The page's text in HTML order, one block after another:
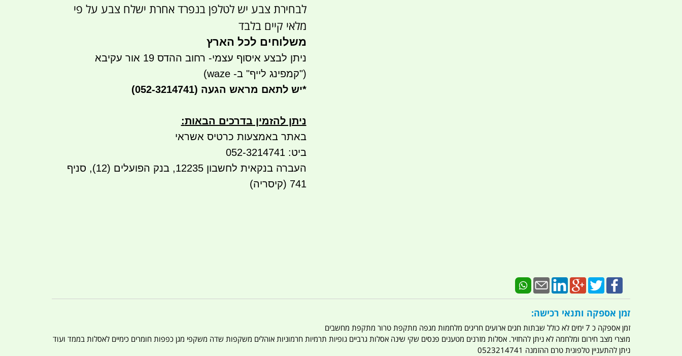
לבחירת צבע יש לטלפן בנפרד אחרת ישלח צבע על פי
מלאי קיים בלבד
משלוחים לכל הארץ
ניתן לבצע איסוף עצמי- רחוב ההדס 19 אור עקיבא
("קמפינג לייף" ב- waze)
*יש לתאם מראש הגעה (052-3214741)
ניתן להזמין בדרכים הבאות:
באתר באמצעות כרטיס אשראי
ביט: 052-3214741
העברה בנקאית לחשבון 12235, בנק הפועלים (12), סניף
741 (קיסריה)
זמן אספקה ותנאי רכישה:
זמן אספקה כ 7 ימים לא כולל שבתות חגים ארועים חריגים מלחמות מגפה מתקפת טרור מתקפת מחשבים
מוצרי מצב חירום ומלחמה לא ניתן להחזיר. אסלות מזרנים מטענים פנסים שקי שינה אסלות גרביים גופיות תרמיות חרמוניות אוהלים משקפות שדה משקפי מגן כפפות חומרים כימיים לאסלות בממד ועוד
ניתן להתעניין טלפונית טרם ההזמנה 0523214741